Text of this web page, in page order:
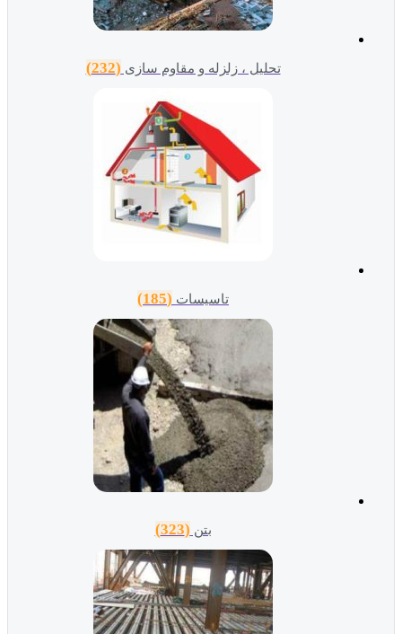
تحلیل ، زلزله و مقاوم سازی(232)
تاسیسات(185)